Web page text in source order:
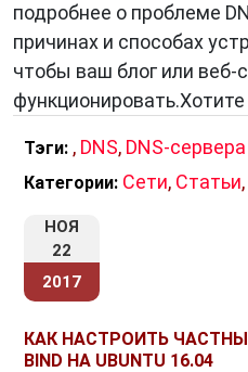
подробнее о проблеме
причинах и способах
чтобы ваш блог или веб-
функционировать.Хотите
Тэги: , DNS, DNS-сервера
Категории: Сети, Статьи,
НОЯ
22
2017
КАК НАСТРОИТЬ
BIND НА UBUNTU 16.04